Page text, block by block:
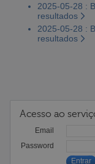
2025-05-28 :
resultados
2025-05-28 :
resultados
Acesso ao
Email
Password